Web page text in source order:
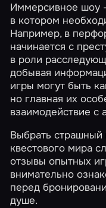
Иммерсивное шоу
в котором
Например, в
начинается с
в роли
добывая
игры могут быть
но главная их
взаимодействие с
Выбрать
квестового мира
отзывы опытных
внимательно
перед
душе.